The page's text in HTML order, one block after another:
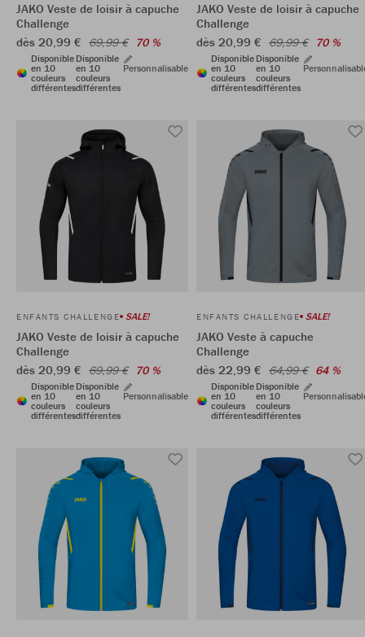
JAKO Veste de loisir à capuche
Challenge
dès 20,99 € 69,99 € 70 %
Disponible
en 10
couleurs
différentes
Disponible
en 10
couleurs
différentes
Personnalisable
JAKO Veste de loisir à capuche
Challenge
dès 20,99 € 69,99 € 70 %
Disponible
en 10
couleurs
différentes
Disponible
en 10
couleurs
différentes
ENFANTS CHALLENGE SALE!
JAKO Veste de loisir à capuche
Challenge
dès 20,99 € 69,99 € 70 %
Disponible
en 10
couleurs
différentes
Disponible
en 10
couleurs
différentes
Personnalisable
ENFANTS CHALLENGE SALE!
JAKO Veste à capuche
Challenge
dès 22,99 € 64,99 € 64 %
Disponible
en 10
couleurs
différentes
Disponible
en 10
couleurs
différentes